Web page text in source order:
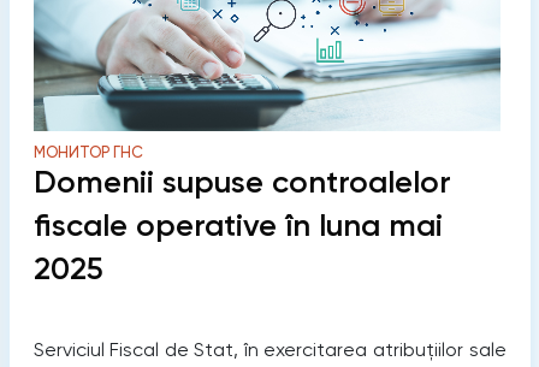
МОНИТОР ГНС
Domenii supuse controalelor
fiscale operative în luna mai
2025
Serviciul Fiscal de Stat, în exercitarea atribuțiilor sale